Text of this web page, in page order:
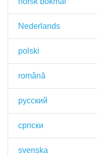
Nederlands
polski
română
русский
српски
svenska